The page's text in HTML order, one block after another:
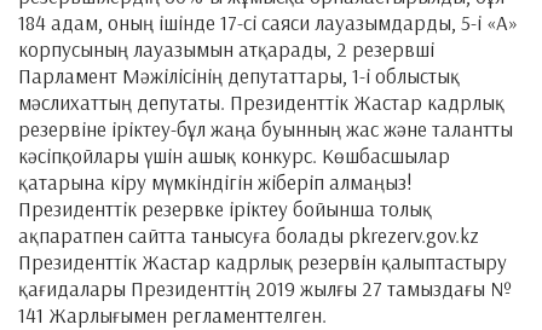
184 адам, оның ішінде 17-сі саяси лауазымдарды, 5-і «А»
корпусының лауазымын атқарады, 2 резервші
Парламент Мәжілісінің депутаттары, 1-і облыстық
мәслихаттың депутаты. Президенттік Жастар кадрлық
резервіне іріктеу-бұл жаңа буынның жас және талантты
кәсіпқойлары үшін ашық конкурс. Көшбасшылар
қатарына кіру мүмкіндігін жіберіп алмаңыз!
Президенттік резервке іріктеу бойынша толық
ақпаратпен сайтта танысуға болады pkrezerv.gov.kz
Президенттік Жастар кадрлық резервін қалыптастыру
қағидалары Президенттің 2019 жылғы 27 тамыздағы №
141 Жарлығымен регламенттелген.